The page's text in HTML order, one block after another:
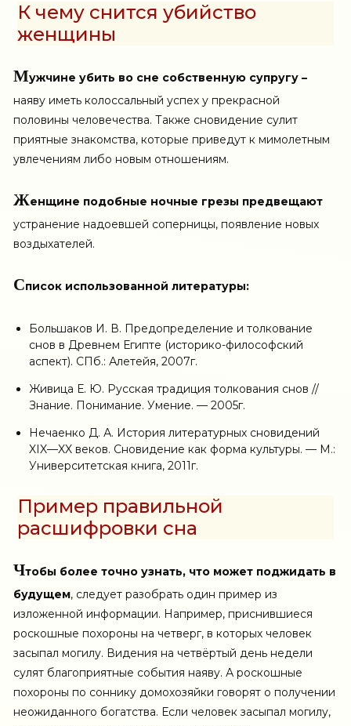
К чему снится убийство
женщины
Мужчине убить во сне собственную супругу –
наяву иметь колоссальный успех у прекрасной
половины человечества. Также сновидение сулит
приятные знакомства, которые приведут к мимолетным
увлечениям либо новым отношениям.
Женщине подобные ночные грезы предвещают
устранение надоевшей соперницы, появление новых
воздыхателей.
Список использованной литературы:
Большаков И. В. Предопределение и толкование
снов в Древнем Египте (историко-философский
аспект). СПб.: Алетейя, 2007г.
Живица Е. Ю. Русская традиция толкования снов //
Знание. Понимание. Умение. — 2005г.
Нечаенко Д. А. История литературных сновидений
XIX—XX веков. Сновидение как форма культуры. — М.:
Университетская книга, 2011г.
Пример правильной
расшифровки сна
Чтобы более точно узнать, что может поджидать в
будущем, следует разобрать один пример из
изложенной информации. Например, приснившиеся
роскошные похороны на четверг, в которых человек
засыпал могилу. Видения на четвёртый день недели
сулят благоприятные события наяву. А роскошные
похороны по соннику домохозяйки говорят о получении
неожиданного богатства. Если человек засыпал могилу,